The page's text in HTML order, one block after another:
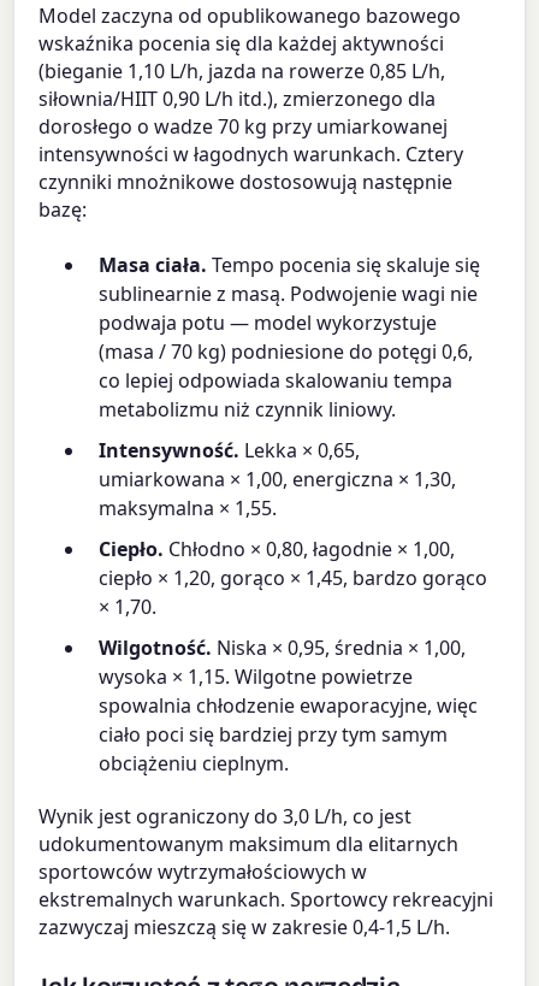
Model zaczyna od opublikowanego bazowego
wskaźnika pocenia się dla każdej aktywności
(bieganie 1,10 L/h, jazda na rowerze 0,85 L/h,
siłownia/HIIT 0,90 L/h itd.), zmierzonego dla
dorosłego o wadze 70 kg przy umiarkowanej
intensywności w łagodnych warunkach. Cztery
czynniki mnożnikowe dostosowują następnie
bazę:
Masa ciała. Tempo pocenia się skaluje się
sublinearnie z masą. Podwojenie wagi nie
podwaja potu — model wykorzystuje
(masa / 70 kg) podniesione do potęgi 0,6,
co lepiej odpowiada skalowaniu tempa
metabolizmu niż czynnik liniowy.
Intensywność. Lekka × 0,65,
umiarkowana × 1,00, energiczna × 1,30,
maksymalna × 1,55.
Ciepło. Chłodno × 0,80, łagodnie × 1,00,
ciepło × 1,20, gorąco × 1,45, bardzo gorąco
× 1,70.
Wilgotność. Niska × 0,95, średnia × 1,00,
wysoka × 1,15. Wilgotne powietrze
spowalnia chłodzenie ewaporacyjne, więc
ciało poci się bardziej przy tym samym
obciążeniu cieplnym.
Wynik jest ograniczony do 3,0 L/h, co jest
udokumentowanym maksimum dla elitarnych
sportowców wytrzymałościowych w
ekstremalnych warunkach. Sportowcy rekreacyjni
zazwyczaj mieszczą się w zakresie 0,4-1,5 L/h.